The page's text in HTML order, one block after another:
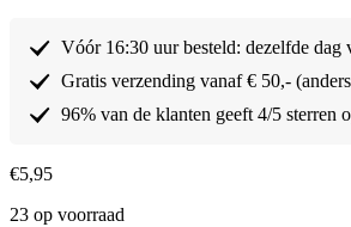
Vóór 16:30 uur besteld: dezelfde dag
Gratis verzending vanaf € 50,-
96% van de klanten geeft 4/5 sterren
€5,95
23 op voorraad